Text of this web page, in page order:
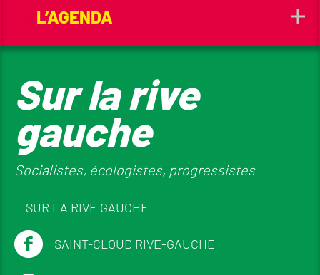
L’AGENDA
Sur la rive
gauche
Socialistes, écologistes, progressistes
SUR LA RIVE GAUCHE
SAINT-CLOUD RIVE-GAUCHE